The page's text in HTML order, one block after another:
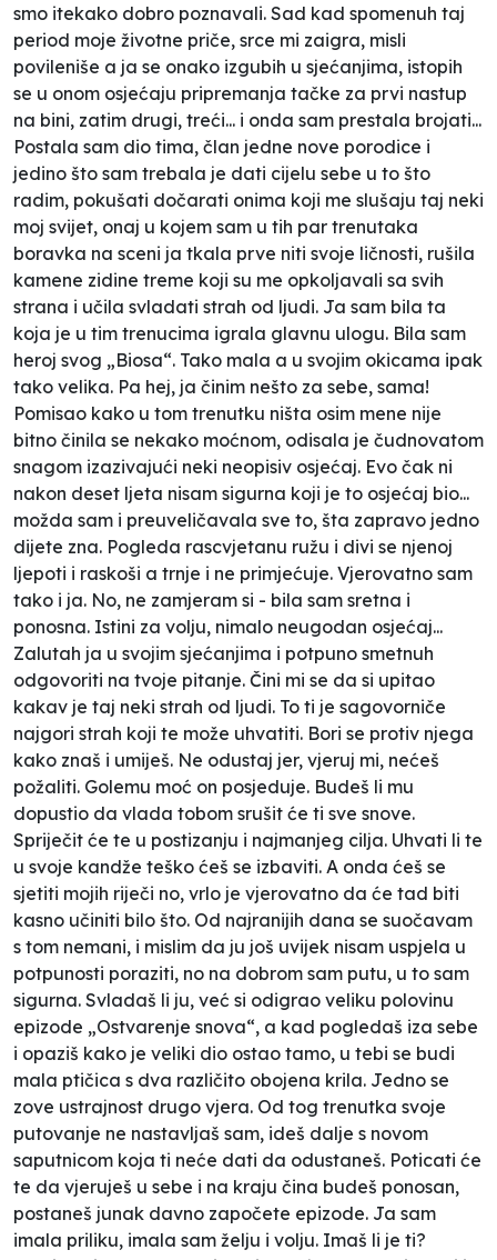
smo itekako dobro poznavali. Sad kad spomenuh taj
period moje životne priče, srce mi zaigra, misli
povileniše a ja se onako izgubih u sjećanjima, istopih
se u onom osjećaju pripremanja tačke za prvi nastup
na bini, zatim drugi, treći... i onda sam prestala brojati...
Postala sam dio tima, član jedne nove porodice i
jedino što sam trebala je dati cijelu sebe u to što
radim, pokušati dočarati onima koji me slušaju taj neki
moj svijet, onaj u kojem sam u tih par trenutaka
boravka na sceni ja tkala prve niti svoje ličnosti, rušila
kamene zidine treme koji su me opkoljavali sa svih
strana i učila svladati strah od ljudi. Ja sam bila ta
koja je u tim trenucima igrala glavnu ulogu. Bila sam
heroj svog „Biosa“. Tako mala a u svojim okicama ipak
tako velika. Pa hej, ja činim nešto za sebe, sama!
Pomisao kako u tom trenutku ništa osim mene nije
bitno činila se nekako moćnom, odisala je čudnovatom
snagom izazivajući neki neopisiv osjećaj. Evo čak ni
nakon deset ljeta nisam sigurna koji je to osjećaj bio...
možda sam i preuveličavala sve to, šta zapravo jedno
dijete zna. Pogleda rascvjetanu ružu i divi se njenoj
ljepoti i raskoši a trnje i ne primjećuje. Vjerovatno sam
tako i ja. No, ne zamjeram si - bila sam sretna i
ponosna. Istini za volju, nimalo neugodan osjećaj...
Zalutah ja u svojim sjećanjima i potpuno smetnuh
odgovoriti na tvoje pitanje. Čini mi se da si upitao
kakav je taj neki strah od ljudi. To ti je sagovorniče
najgori strah koji te može uhvatiti. Bori se protiv njega
kako znaš i umiješ. Ne odustaj jer, vjeruj mi, nećeš
požaliti. Golemu moć on posjeduje. Budeš li mu
dopustio da vlada tobom srušit će ti sve snove.
Spriječit će te u postizanju i najmanjeg cilja. Uhvati li te
u svoje kandže teško ćeš se izbaviti. A onda ćeš se
sjetiti mojih riječi no, vrlo je vjerovatno da će tad biti
kasno učiniti bilo što. Od najranijih dana se suočavam
s tom nemani, i mislim da ju još uvijek nisam uspjela u
potpunosti poraziti, no na dobrom sam putu, u to sam
sigurna. Svladaš li ju, već si odigrao veliku polovinu
epizode „Ostvarenje snova“, a kad pogledaš iza sebe
i opaziš kako je veliki dio ostao tamo, u tebi se budi
mala ptičica s dva različito obojena krila. Jedno se
zove ustrajnost drugo vjera. Od tog trenutka svoje
putovanje ne nastavljaš sam, ideš dalje s novom
saputnicom koja ti neće dati da odustaneš. Poticati će
te da vjeruješ u sebe i na kraju čina budeš ponosan,
postaneš junak davno započete epizode. Ja sam
imala priliku, imala sam želju i volju. Imaš li je ti?